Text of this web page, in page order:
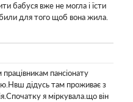
бабуся вже не могла і їсти
для того щоб вона жила.
пансіонату
дідусь там проживає з
я міркувала.що він